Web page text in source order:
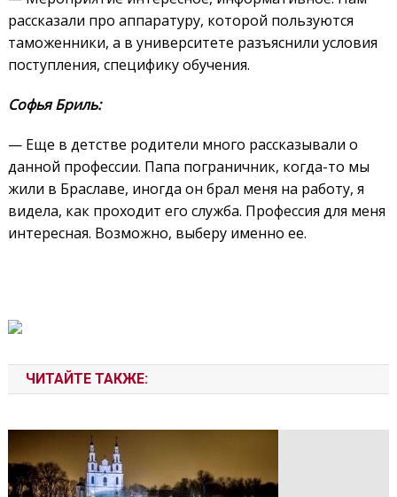
рассказали про аппаратуру, которой пользуются
таможенники, а в университете разъяснили условия
поступления, специфику обучения.
Софья Бриль:
— Еще в детстве родители много рассказывали о
данной профессии. Папа пограничник, когда-то мы
жили в Браславе, иногда он брал меня на работу, я
видела, как проходит его служба. Профессия для меня
интересная. Возможно, выберу именно ее.
ЧИТАЙТЕ ТАКЖЕ: